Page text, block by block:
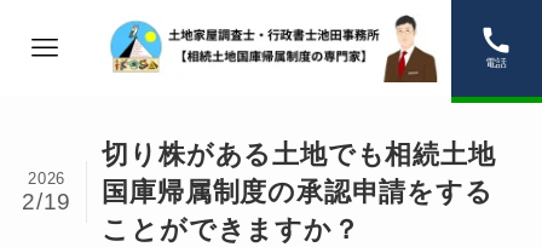
電話
切り株がある土地でも相続土地
国庫帰属制度の承認申請をする
ことができますか？
2026
2/19